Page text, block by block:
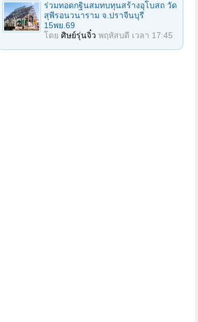
ร่วมทอดกฐินสมทบทุนสร้างอุโบสถ วัด
สุพีรอนวนาราม จ.ปราจีนบุรี
15พย.69
โดย ศิษย์รุ่นจิ๋ว พฤหัสบดี เวลา 17:45